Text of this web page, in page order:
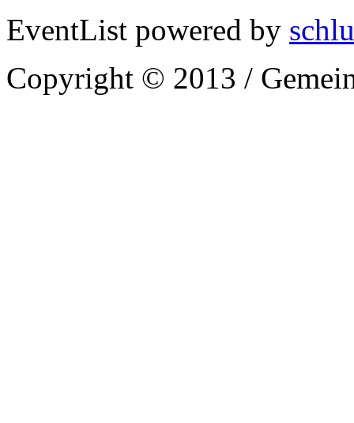
EventList powered by
Copyright © 2013 /